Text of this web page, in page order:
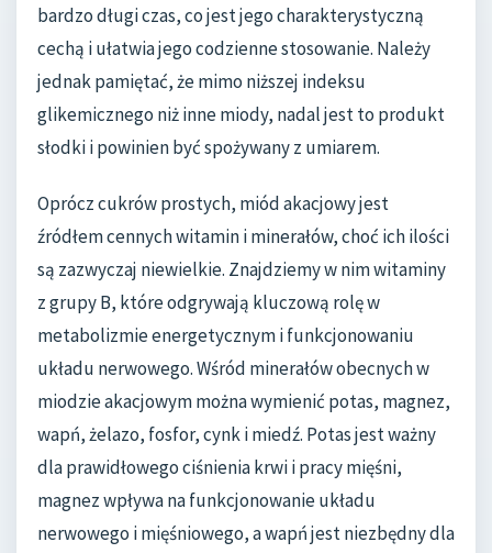
bardzo długi czas, co jest jego charakterystyczną
cechą i ułatwia jego codzienne stosowanie. Należy
jednak pamiętać, że mimo niższej indeksu
glikemicznego niż inne miody, nadal jest to produkt
słodki i powinien być spożywany z umiarem.
Oprócz cukrów prostych, miód akacjowy jest
źródłem cennych witamin i minerałów, choć ich ilości
są zazwyczaj niewielkie. Znajdziemy w nim witaminy
z grupy B, które odgrywają kluczową rolę w
metabolizmie energetycznym i funkcjonowaniu
układu nerwowego. Wśród minerałów obecnych w
miodzie akacjowym można wymienić potas, magnez,
wapń, żelazo, fosfor, cynk i miedź. Potas jest ważny
dla prawidłowego ciśnienia krwi i pracy mięśni,
magnez wpływa na funkcjonowanie układu
nerwowego i mięśniowego, a wapń jest niezbędny dla